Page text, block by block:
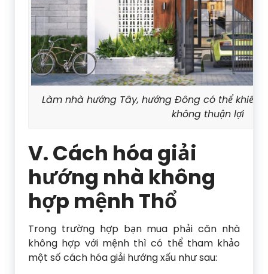
Làm nhà hướng Tây, hướng Đông có thể khiến
không thuận lợi
V. Cách hóa giải
hướng nhà không
hợp mệnh Thổ
Trong trường hợp bạn mua phải căn nhà
không hợp với mệnh thì có thể tham khảo
một số cách hóa giải hướng xấu như sau: